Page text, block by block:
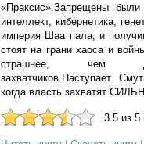
«Праксис».Запрещены были
интеллект, кибернетика,
империя Шаа пала, и
стоят на грани хаоса и
страшнее, чем
захватчиков.Наступает
когда власть захватят
3.5 из 5